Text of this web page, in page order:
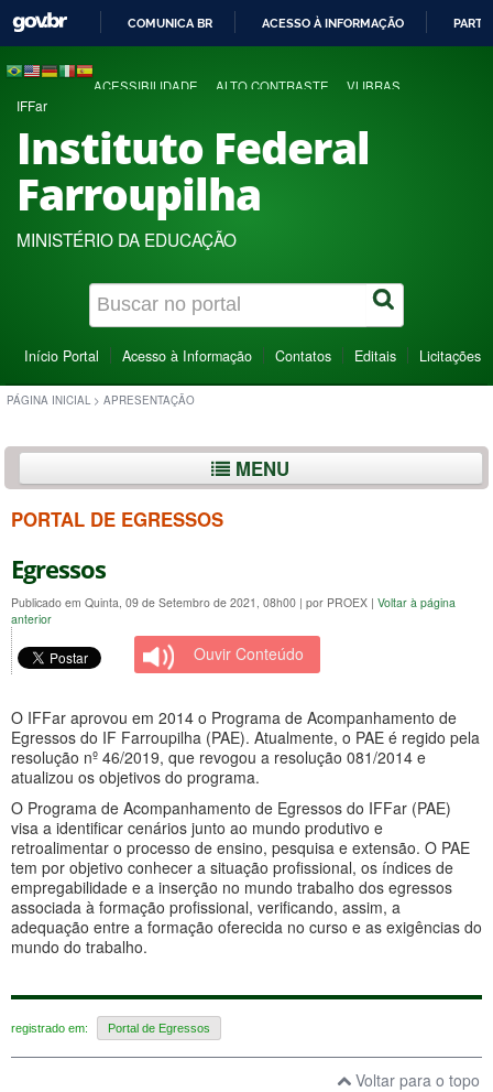
COMUNICA BR ACESSO À INFORMAÇÃO
ACESSIBILIDADE ALTO CONTRASTE VLIBRAS
IFFar
Instituto Federal
Farroupilha
MINISTÉRIO DA EDUCAÇÃO
Início Portal Acesso à Informação Contatos Editais Licitações
PÁGINA INICIAL > APRESENTAÇÃO
MENU
PORTAL DE EGRESSOS
Egressos
Publicado em Quinta, 09 de Setembro de 2021, 08h00 | por PROEX | Voltar à página
anterior
Ouvir Conteúdo
O IFFar aprovou em 2014 o Programa de Acompanhamento de
Egressos do IF Farroupilha (PAE). Atualmente, o PAE é regido pela
resolução nº 46/2019, que revogou a resolução 081/2014 e
atualizou os objetivos do programa.
O Programa de Acompanhamento de Egressos do IFFar (PAE)
visa a identificar cenários junto ao mundo produtivo e
retroalimentar o processo de ensino, pesquisa e extensão. O PAE
tem por objetivo conhecer a situação profissional, os índices de
empregabilidade e a inserção no mundo trabalho dos egressos
associada à formação profissional, verificando, assim, a
adequação entre a formação oferecida no curso e as exigências do
mundo do trabalho.
registrado em: Portal de Egressos
Voltar para o topo